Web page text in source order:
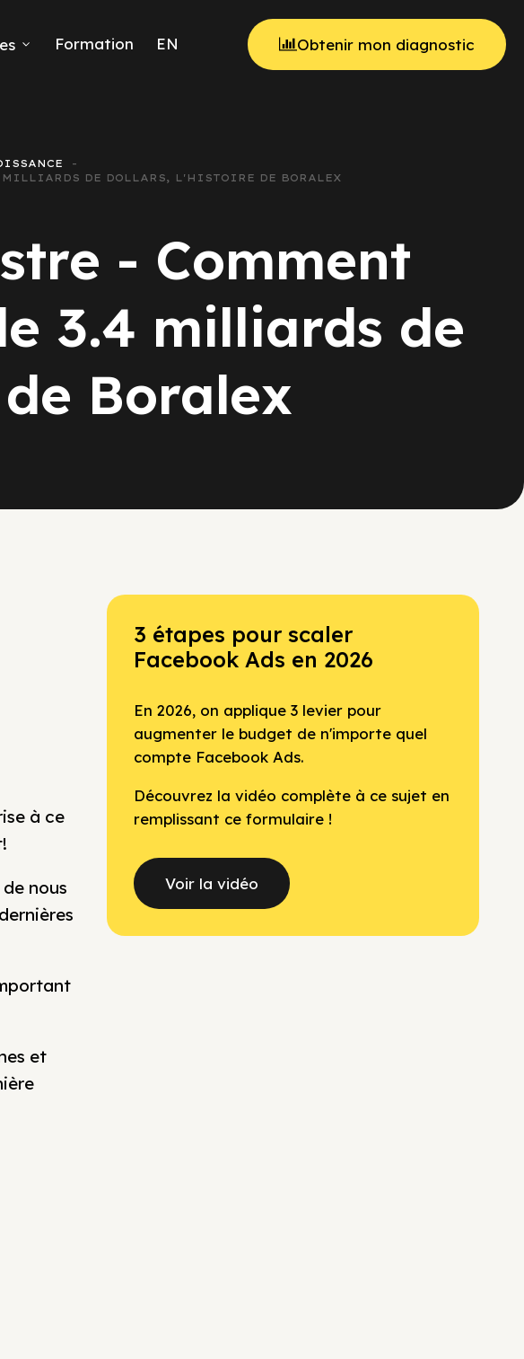
Formation EN Obtenir mon diagnostic
DE DOLLARS, L'HISTOIRE DE BORALEX
- Comment
3.4 milliards de
Boralex
à ce
nous
et
3 étapes pour scaler
Facebook Ads en 2026
En 2026, on applique 3 levier pour
augmenter le budget de n'importe quel
compte Facebook Ads.
Découvrez la vidéo complète à ce sujet en
remplissant ce formulaire !
Voir la vidéo